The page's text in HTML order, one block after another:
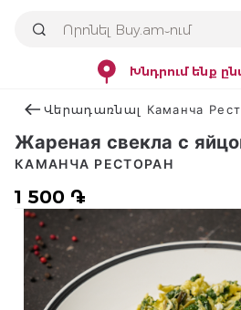
Խնդրում ենք
Վերադառնալ Каманча
Жареная свекла с
1 500 ֏
КАМАНЧА РЕСТОРАН